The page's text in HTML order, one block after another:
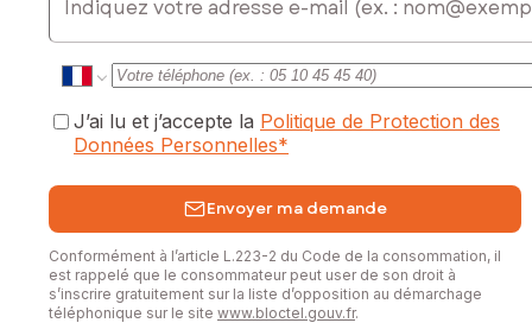
J’ai lu et j’accepte la Politique de Protection des
Données Personnelles*
Envoyer ma demande
Conformément à l’article L.223-2 du Code de la consommation, il
est rappelé que le consommateur peut user de son droit à
s’inscrire gratuitement sur la liste d’opposition au démarchage
téléphonique sur le site www.bloctel.gouv.fr.